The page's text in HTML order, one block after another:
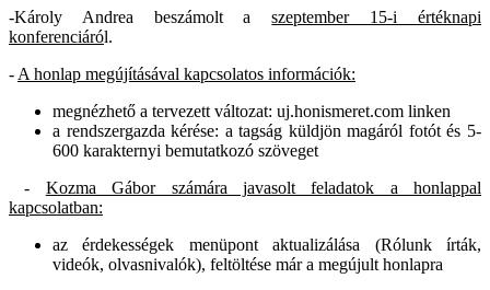
-Károly Andrea beszámolt aszeptember 15-i értéknapi
konferenciáról.
- A honlap megújításával kapcsolatos információk:
megnézhető a tervezett változat: uj.honismeret.com linken
a rendszergazda kérése: a tagság küldjön magáról fotót és 5-
600 karakternyi bemutatkozó szöveget
- Kozma Gábor számára javasolt feladatok a honlappal
kapcsolatban:
az érdekességek menüpont aktualizálása (Rólunk írták,
videók, olvasnivalók), feltöltése már a megújult honlapra